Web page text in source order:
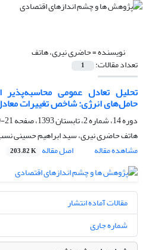
نویسنده =حاضری نیری، هاتف
تعداد مقالات: 1
تحلیل تعادل عمومی محاسبه‌پذیر
حامل‌های انرژی: شاخص تغییرات
دوره 14، شماره 2، تابستان 1393، صفحه
21-40
هاتف حاضری نیری، سید ابراهیم حسینی
مشاهده مقاله
اصل مقاله 203.82 K
مقالات آماده انتشار
شماره جاری